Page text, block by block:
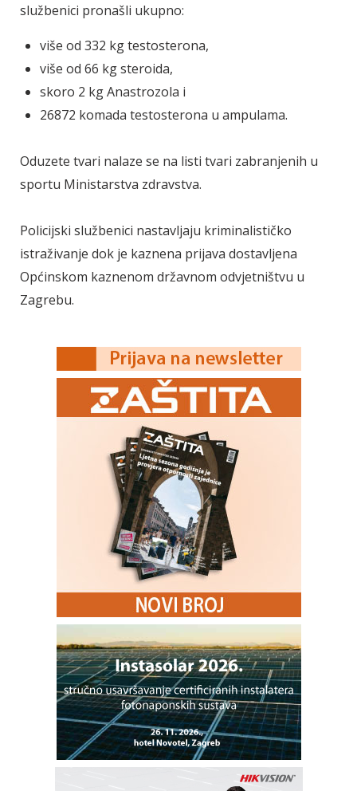
službenici pronašli ukupno:
više od 332 kg testosterona,
više od 66 kg steroida,
skoro 2 kg Anastrozola i
26872 komada testosterona u ampulama.
Oduzete tvari nalaze se na listi tvari zabranjenih u
sportu Ministarstva zdravstva.
Policijski službenici nastavljaju kriminalističko
istraživanje dok je kaznena prijava dostavljena
Općinskom kaznenom državnom odvjetništvu u
Zagrebu.